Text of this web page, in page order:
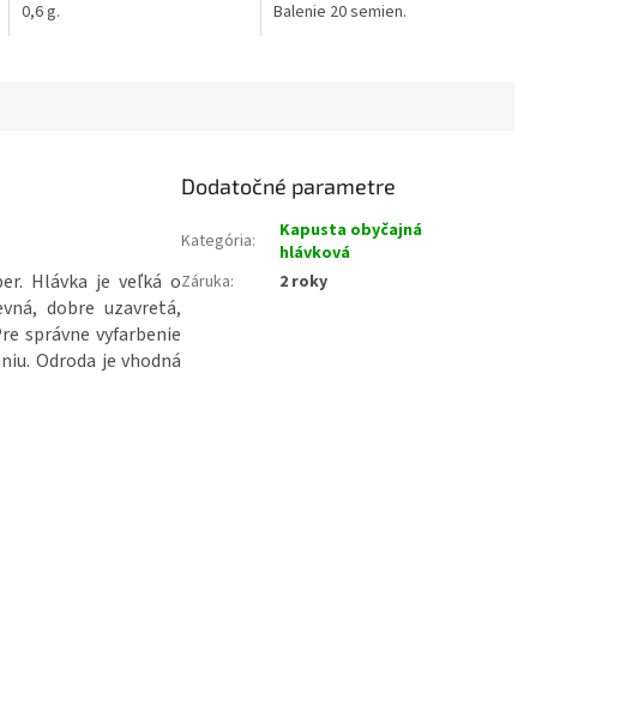
0,6 g.
Balenie 20 semien.
. Hlávka je veľká o
,dobre uzavretá,
správne vyfarbenie
.Odroda je vhodná
Dodatočné parametre
Kategória:
Kapusta obyčajná
hlávková
Záruka: 2 roky